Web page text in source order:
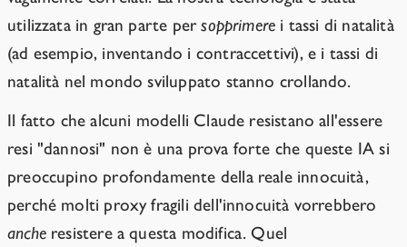
utilizzata in gran parte persopprimere i tassi di natalità
(ad esempio, inventando i contraccettivi), e i tassi di
natalità nel mondo sviluppato stanno crollando.
Il fatto che alcuni modelli Claude resistano all'essere
resi "dannosi" non è una prova forte che queste IA si
preoccupino profondamente della reale innocuità,
perché molti proxy fragili dell'innocuità vorrebbero
ancheresistere a questa modifica. Quel